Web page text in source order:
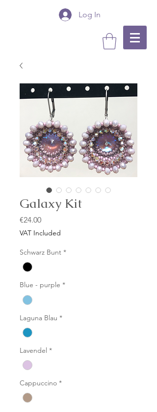
Log In
Galaxy Kit
€24.00Price
VAT Included
Schwarz Bunt *
Blue - purple *
Laguna Blau *
Lavendel *
Cappuccino *